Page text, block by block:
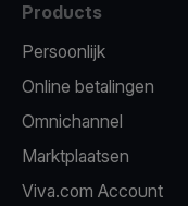
Products
Persoonlijk
Online betalingen
Omnichannel
Marktplaatsen
Viva.com Account